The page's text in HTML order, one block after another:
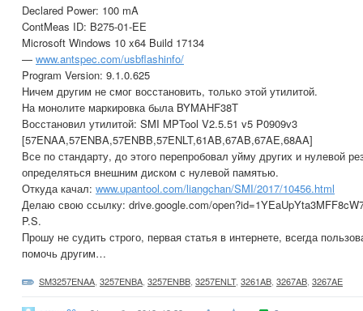
Declared Power: 100 mA
ContMeas ID: B275-01-EE
Microsoft Windows 10 x64 Build 17134
— www.antspec.com/usbflashinfo/
Program Version: 9.1.0.625
Ничем другим не смог восстановить, только этой утилитой.
На монолите маркировка была BYMAHF38T
Восстановил утилитой: SMI MPTool V2.5.51 v5 P0909v3
[57ENAA,57ENBA,57ENBB,57ENLT,61AB,67AB,67AE,68AA]
Все по стандарту, до этого перепробовал уйму других и нулевой
определяться внешним диском с нулевой памятью.
Откуда качал: www.upantool.com/liangchan/SMI/2017/10456.html
Делаю свою ссылку: drive.google.com/
P.S.
Прошу не судить строго, первая статья в интернете, всегда
помочь другим…
SM3257ENAA 3257ENBA 3257ENBB 3257ENLT, 3261AB 3267AB 3267AE